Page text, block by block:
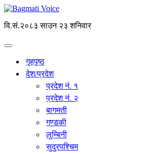
वि.सं.२०८३ साउन २३ शनिवार
गृहपृष्ठ
देश/प्रदेश
प्रदेश नं. १
प्रदेश नं. २
बागमती
गण्डकी
लुम्बिनी
सुदुरपश्चिम